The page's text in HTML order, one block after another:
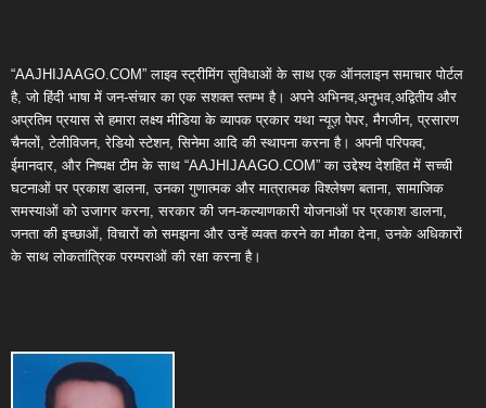
“AAJHIJAAGO.COM” लाइव स्ट्रीमिंग सुविधाओं के साथ एक ऑनलाइन समाचार पोर्टल
है, जो हिंदी भाषा में जन-संचार का एक सशक्त स्तम्भ है। अपने अभिनव,अनुभव,अद्वितीय और
अप्रतिम प्रयास से हमारा लक्ष्य मीडिया के व्यापक प्रकार यथा न्यूज़ पेपर, मैगजीन, प्रसारण
चैनलों, टेलीविजन, रेडियो स्टेशन, सिनेमा आदि की स्थापना करना है। अपनी परिपक्व,
ईमानदार, और निष्पक्ष टीम के साथ “AAJHIJAAGO.COM” का उद्देश्य देशहित में सच्ची
घटनाओं पर प्रकाश डालना, उनका गुणात्मक और मात्रात्मक विश्लेषण बताना, सामाजिक
समस्याओं को उजागर करना, सरकार की जन-कल्याणकारी योजनाओं पर प्रकाश डालना,
जनता की इच्छाओं, विचारों को समझना और उन्हें व्यक्त करने का मौका देना, उनके अधिकारों
के साथ लोकतांत्रिक परम्पराओं की रक्षा करना है।